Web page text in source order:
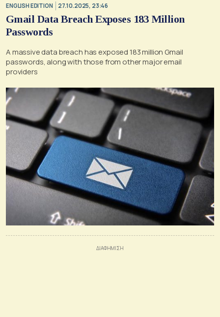
ENGLISH EDITION 27.10.2025, 23:46
Gmail Data Breach Exposes 183 Million
Passwords
A massive data breach has exposed 183 million Gmail
passwords, along with those from other major email
providers